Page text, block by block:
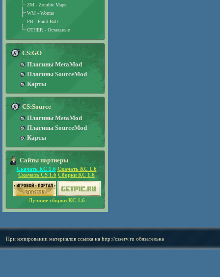
ZM - Zombie Maps
WM - Worms
PB - Paint Ball
OTHER - Остальные
CS:GO
Плагины MetaMod
Плагины SourceMod
Карты
CS:Source
Плагины MetaMod
Плагины SourceMod
Карты
Сайты партнеры
Скачать КС 1.6 Скачать КС 1.6
Скачать CS 1.6 Сборки КС 1.6
Лучшие сборки КС 1.6
При копировании материалов ссылка на http://csserv.ru обязательна